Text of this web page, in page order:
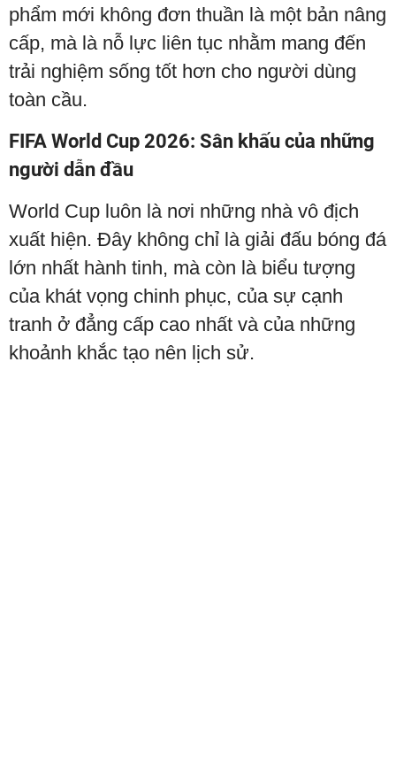
phẩm mới không đơn thuần là một bản nâng
cấp, mà là nỗ lực liên tục nhằm mang đến
trải nghiệm sống tốt hơn cho người dùng
toàn cầu.
FIFA World Cup 2026: Sân khấu của những
người dẫn đầu
World Cup luôn là nơi những nhà vô địch
xuất hiện. Đây không chỉ là giải đấu bóng đá
lớn nhất hành tinh, mà còn là biểu tượng
của khát vọng chinh phục, của sự cạnh
tranh ở đẳng cấp cao nhất và của những
khoảnh khắc tạo nên lịch sử.